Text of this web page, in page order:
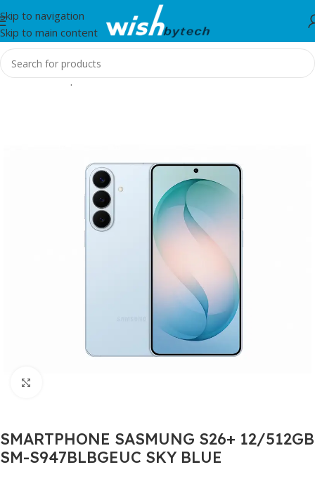
Skip to navigation
Skip to main content
Home/Smartphones
SMARTPHONE SASMUNG S26+ 12/512GB
SM-S947BLBGEUC SKY BLUE